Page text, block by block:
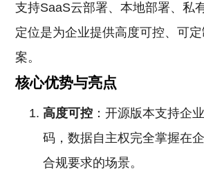
支持SaaS云部署、本地部署、私
定位是为企业提供高度可控、可
案。
核心优势与亮点
高度可控 ：开源版本支持企
码，数据自主权完全掌握在
合规要求的场景。